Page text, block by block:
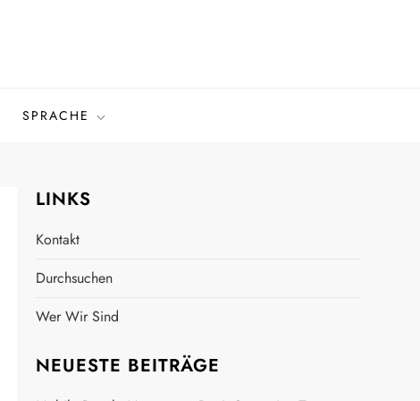
SPRACHE
LINKS
Kontakt
Durchsuchen
Wer Wir Sind
NEUESTE BEITRÄGE